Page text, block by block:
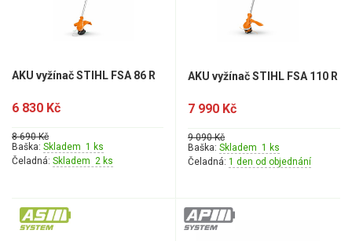
AKU vyžínač STIHL FSA 86 R
6 830 Kč
8 690 Kč
Baška: Skladem 1 ks
Čeladná: Skladem 2 ks
AKU vyžínač STIHL FSA 110 R
7 990 Kč
9 090 Kč
Baška: Skladem 1 ks
Čeladná: 1 den od objednání